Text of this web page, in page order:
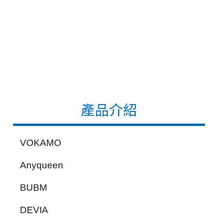
產品介紹
VOKAMO
Anyqueen
BUBM
DEVIA